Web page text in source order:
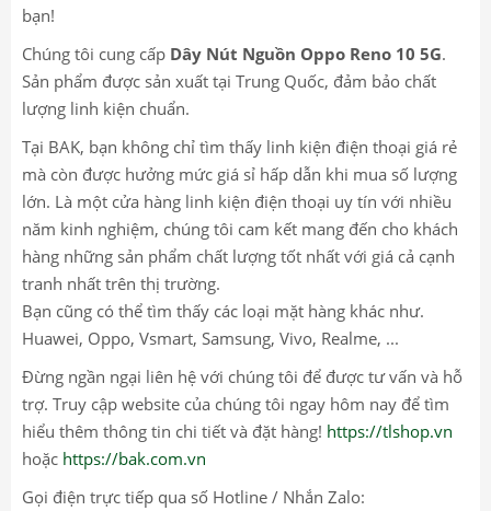
bạn!
Chúng tôi cung cấp Dây Nút Nguồn Oppo Reno 10 5G.
Sản phẩm được sản xuất tại Trung Quốc, đảm bảo chất
lượng linh kiện chuẩn.
Tại BAK, bạn không chỉ tìm thấy linh kiện điện thoại giá rẻ
mà còn được hưởng mức giá sỉ hấp dẫn khi mua số lượng
lớn. Là một cửa hàng linh kiện điện thoại uy tín với nhiều
năm kinh nghiệm, chúng tôi cam kết mang đến cho khách
hàng những sản phẩm chất lượng tốt nhất với giá cả cạnh
tranh nhất trên thị trường.
Bạn cũng có thể tìm thấy các loại mặt hàng khác như.
Huawei, Oppo, Vsmart, Samsung, Vivo, Realme, ...
Đừng ngần ngại liên hệ với chúng tôi để được tư vấn và hỗ
trợ. Truy cập website của chúng tôi ngay hôm nay để tìm
hiểu thêm thông tin chi tiết và đặt hàng! https://tlshop.vn
hoặc https://bak.com.vn
Gọi điện trực tiếp qua số Hotline / Nhắn Zalo: